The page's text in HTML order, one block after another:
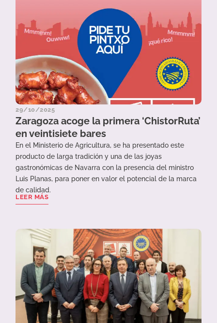
29/10/2025
Zaragoza acoge la primera ‘ChistorRuta’
en veintisiete bares
En el Ministerio de Agricultura, se ha presentado este
producto de larga tradición y una de las joyas
gastronómicas de Navarra con la presencia del ministro
Luis Planas, para poner en valor el potencial de la marca
de calidad.
LEER MÁS